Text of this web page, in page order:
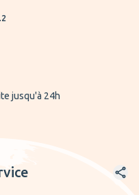
jusqu'à 24h